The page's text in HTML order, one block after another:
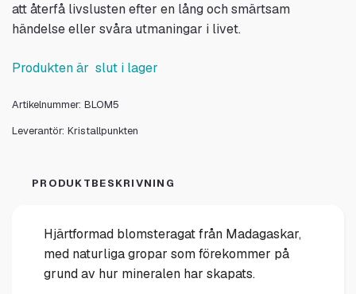
att återfå livslusten efter en lång och smärtsam
händelse eller svåra utmaningar i livet.
Produkten är slut i lager
Artikelnummer: BLOM5
Leverantör: Kristallpunkten
PRODUKTBESKRIVNING
Hjärtformad blomsteragat från Madagaskar,
med naturliga gropar som förekommer på
grund av hur mineralen har skapats.